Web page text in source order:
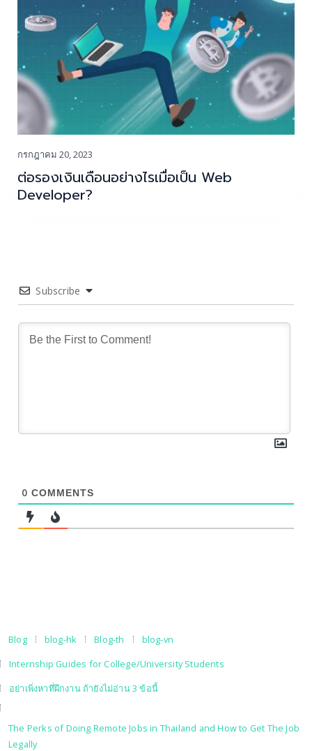
กรกฎาคม 20, 2023
ต่อรองเงินเดือนอย่างไรเมื่อเป็น Web
Developer?
Subscribe
0 COMMENTS
Blog blog-hk Blog-th
blog-vn
Internship Guides for College/University Students
อย่าเพิ่งหาที่ฝึกงาน ถ้ายังไม่อ่าน 3 ข้อนี้
The Perks of Doing Remote Jobs in Thailand and How to Get The Job
Legally